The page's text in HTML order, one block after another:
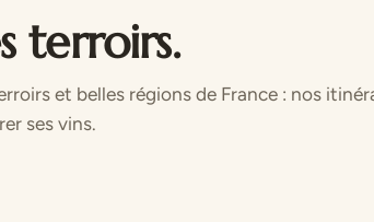
terroirs.
et belles régions de France : nos
ses vins.